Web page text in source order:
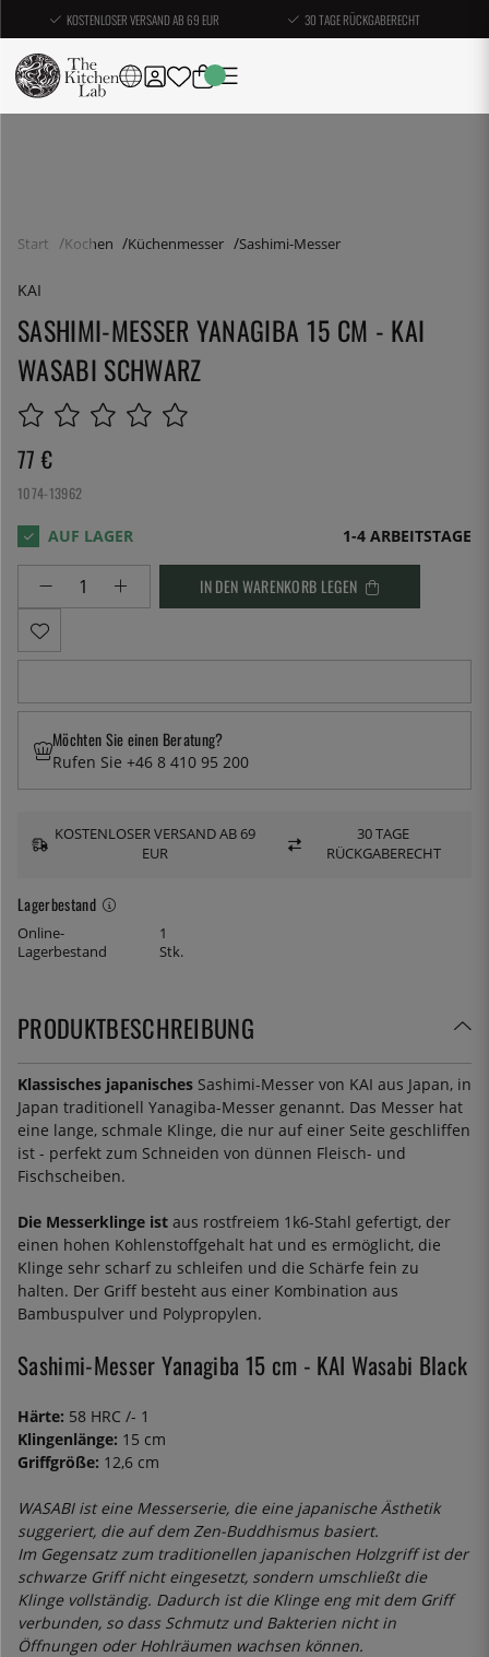
KOSTENLOSER VERSAND AB 69 EUR 30 TAGE RÜCKGABERECHT
Start Kochen Küchenmesser Sashimi-Messer
KAI
SASHIMI-MESSER YANAGIBA 15 CM - KAI
WASABI SCHWARZ
77 €
1074-13962
1-4 ARBEITSTAGE
IN DEN WARENKORB LEGEN
Lagerbestand
Online-
Lagerbestand
1
Stk.
Möchten Sie einen Beratung?
Rufen Sie +46 8 410 95 200
KOSTENLOSER VERSAND AB 69
EUR
30 TAGE
RÜCKGABERECHT
PRODUKTBESCHREIBUNG
Klassisches japanisches Sashimi-Messer von KAI aus Japan, in
Japan traditionell Yanagiba-Messer genannt. Das Messer hat
eine lange, schmale Klinge, die nur auf einer Seite geschliffen
ist - perfekt zum Schneiden von dünnen Fleisch- und
Fischscheiben.
Die Messerklinge ist aus rostfreiem 1k6-Stahl gefertigt, der
einen hohen Kohlenstoffgehalt hat und es ermöglicht, die
Klinge sehr scharf zu schleifen und die Schärfe fein zu
halten. Der Griff besteht aus einer Kombination aus
Bambuspulver und Polypropylen.
Sashimi-Messer Yanagiba 15 cm - KAI Wasabi Black
Härte: 58 HRC /- 1
Klingenlänge: 15 cm
Griffgröße: 12,6 cm
WASABI ist eine Messerserie, die eine japanische Ästhetik
suggeriert, die auf dem Zen-Buddhismus basiert.
Im Gegensatz zum traditionellen japanischen Holzgriff ist der
schwarze Griff nicht eingesetzt, sondern umschließt die
Klinge vollständig. Dadurch ist die Klinge eng mit dem Griff
verbunden, so dass Schmutz und Bakterien nicht in
Öffnungen oder Hohlräumen wachsen können.